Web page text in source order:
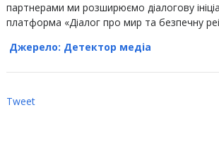
партнерами ми розширюємо діалогову
платформа «Діалог про мир та безпечну
Джерело: Детектор медіа
Tweet